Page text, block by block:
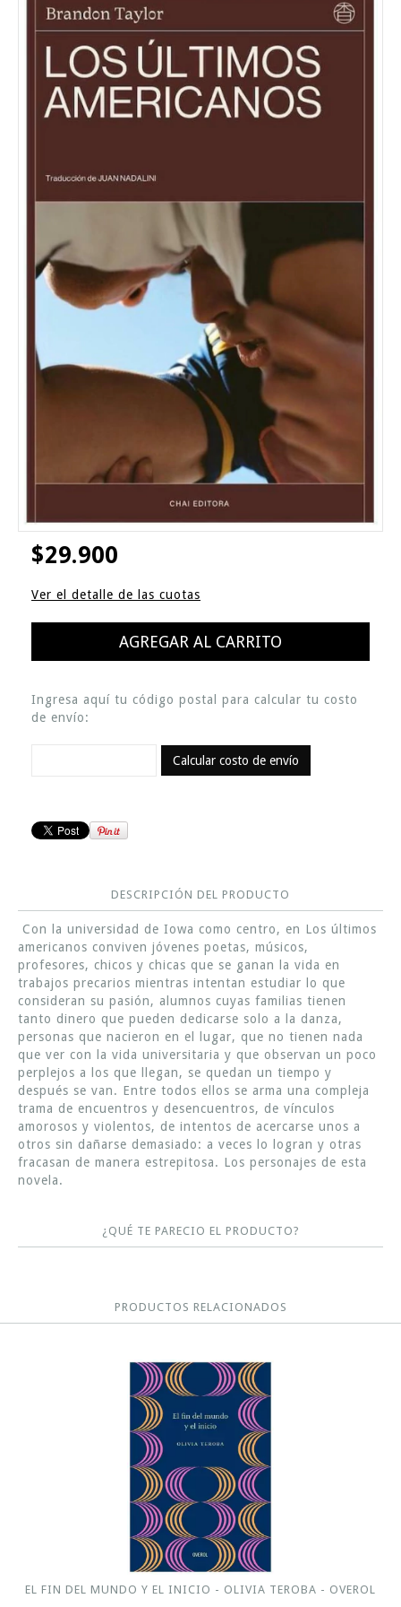
$29.900
Ver el detalle de las cuotas
Ingresa aquí tu código postal para calcular tu costo
de envío:
Calcular costo de envío
DESCRIPCIÓN DEL PRODUCTO
Con la universidad de Iowa como centro, en Los últimos
americanos conviven jóvenes poetas, músicos,
profesores, chicos y chicas que se ganan la vida en
trabajos precarios mientras intentan estudiar lo que
consideran su pasión, alumnos cuyas familias tienen
tanto dinero que pueden dedicarse solo a la danza,
personas que nacieron en el lugar, que no tienen nada
que ver con la vida universitaria y que observan un poco
perplejos a los que llegan, se quedan un tiempo y
después se van. Entre todos ellos se arma una compleja
trama de encuentros y desencuentros, de vínculos
amorosos y violentos, de intentos de acercarse unos a
otros sin dañarse demasiado: a veces lo logran y otras
fracasan de manera estrepitosa. Los personajes de esta
novela.
¿QUÉ TE PARECIO EL PRODUCTO?
PRODUCTOS RELACIONADOS
EL FIN DEL MUNDO Y EL INICIO - OLIVIA TEROBA - OVEROL